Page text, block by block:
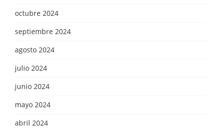
octubre 2024
septiembre 2024
agosto 2024
julio 2024
junio 2024
mayo 2024
abril 2024